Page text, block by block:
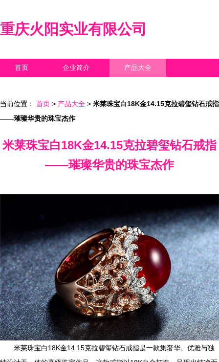
重庆火阳实业有限公司
首页 企业简介 产品大全
当前位置： 首页 > 产品大全 > 米莱珠宝白18K金14.15克拉碧玺钻石戒指
——璀璨华贵的珠宝杰作
米莱珠宝白18K金14.15克拉碧玺钻石戒指
——璀璨华贵的珠宝杰作
米莱珠宝白18K金14.15克拉碧玺钻石戒指是一款集奢华、优雅与独